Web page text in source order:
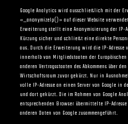
Google Analytics wird ausschließlich mit der
«_anonymizeIp()» auf dieser Website
Erweiterung stellt eine Anonymisierung der IP-
Kürzung sicher und schließt eine direkte
aus. Durch die Erweiterung wird die IP-Adresse
innerhalb von Mitgliedstaaten der
anderen Vertragsstaaten des Abkommens über
Wirtschaftsraum zuvor gekürzt. Nur in
volle IP-Adresse an einen Server von Google in
und dort gekürzt. Die im Rahmen von Google
entsprechenden Browser übermittelte IP-
anderen Daten von Google zusammengeführt.